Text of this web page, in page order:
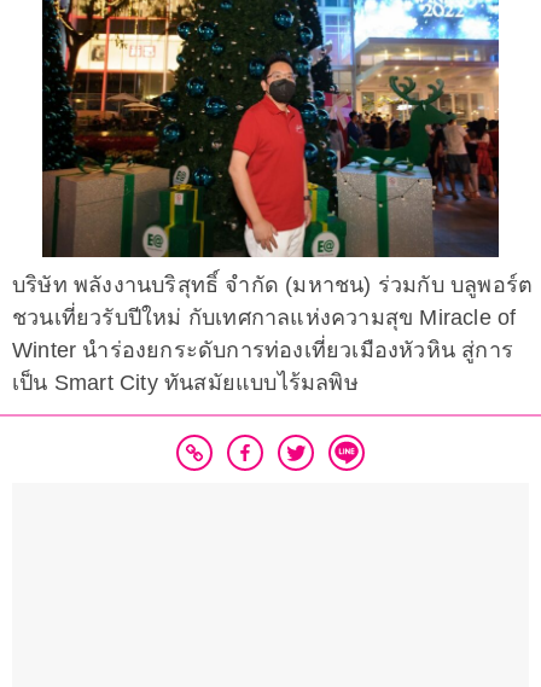
บริษัท พลังงานบริสุทธิ์ จำกัด (มหาชน) ร่วมกับ บลูพอร์ต
ชวนเที่ยวรับปีใหม่ กับเทศกาลแห่งความสุข Miracle of
Winter นำร่องยกระดับการท่องเที่ยวเมืองหัวหิน สู่การ
เป็น Smart City ทันสมัยแบบไร้มลพิษ